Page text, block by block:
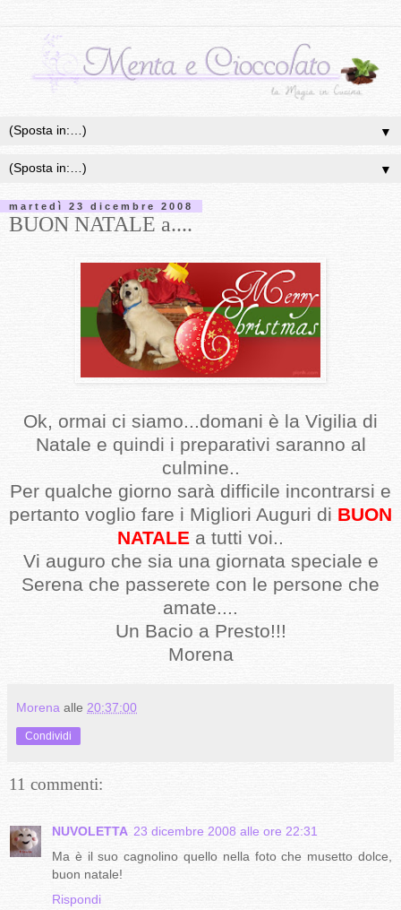
▼
▼
martedì 23 dicembre 2008
BUON NATALE a....
Ok, ormai ci siamo...domani è la Vigilia di
Natale e quindi i preparativi saranno al
culmine..
Per qualche giorno sarà difficile incontrarsi e
pertanto voglio fare i Migliori Auguri di BUON
NATALE a tutti voi..
Vi auguro che sia una giornata speciale e
Serena che passerete con le persone che
amate....
Un Bacio a Presto!!!
Morena
Morena alle 20:37:00
Condividi
11 commenti:
NUVOLETTA 23 dicembre 2008 alle ore 22:31
Ma è il suo cagnolino quello nella foto che musetto dolce,
buon natale!
Rispondi